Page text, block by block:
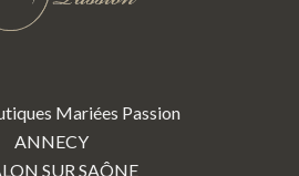
Mariées Passion
ANNECY
SUR SAÔNE